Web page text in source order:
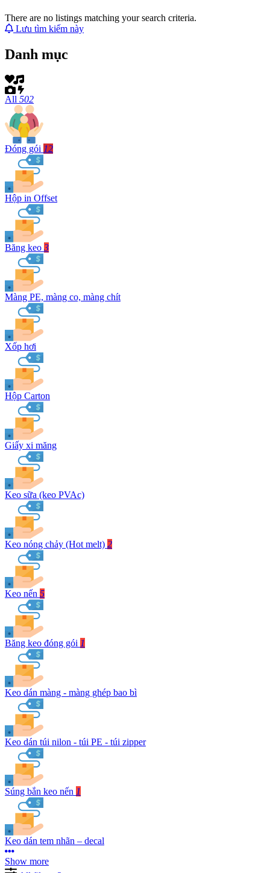
There are no listings matching your search criteria.
Lưu tìm kiếm này
Danh mục
All 502
Đóng gói 12
Hộp in Offset
Băng keo 3
Màng PE, màng co, màng chít
Xốp hơi
Hộp Carton
Giấy xi măng
Keo sữa (keo PVAc)
Keo nóng chảy (Hot melt) 2
Keo nến 5
Băng keo đóng gói 1
Keo dán màng - màng ghép bao bì
Keo dán túi nilon - túi PE - túi zipper
Súng bắn keo nến 1
Keo dán tem nhãn – decal
Show more